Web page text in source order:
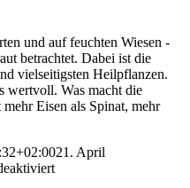
und auf feuchten Wiesen -
betrachtet. Dabei ist die
vielseitigsten Heilpflanzen.
wertvoll. Was macht die
Eisen als Spinat, mehr
21. April
für